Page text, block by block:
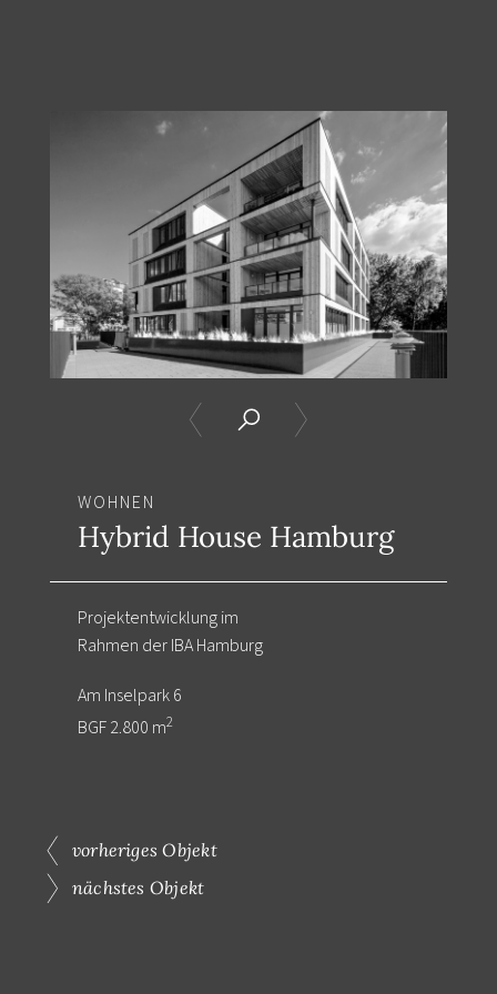
WOHNEN
Hybrid House Hamburg
Projektentwicklung im
Rahmen der IBA Hamburg
Am Inselpark 6
BGF 2.800 m2
vorheriges Objekt
nächstes Objekt